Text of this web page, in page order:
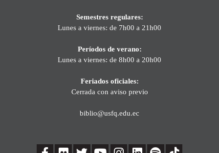
Semestres regulares:
Lunes a viernes: de 7h00 a 21h00
Períodos de verano:
Lunes a viernes: de 8h00 a 20h00
Feriados oficiales:
Cerrada con aviso previo
biblio@usfq.edu.ec